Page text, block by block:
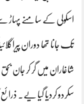
اسکولی کے سامنے پہاڑ
تک جانا تھا دوران
شاغاران میں گر کر جان
سکردو کردیا گیا یے۔